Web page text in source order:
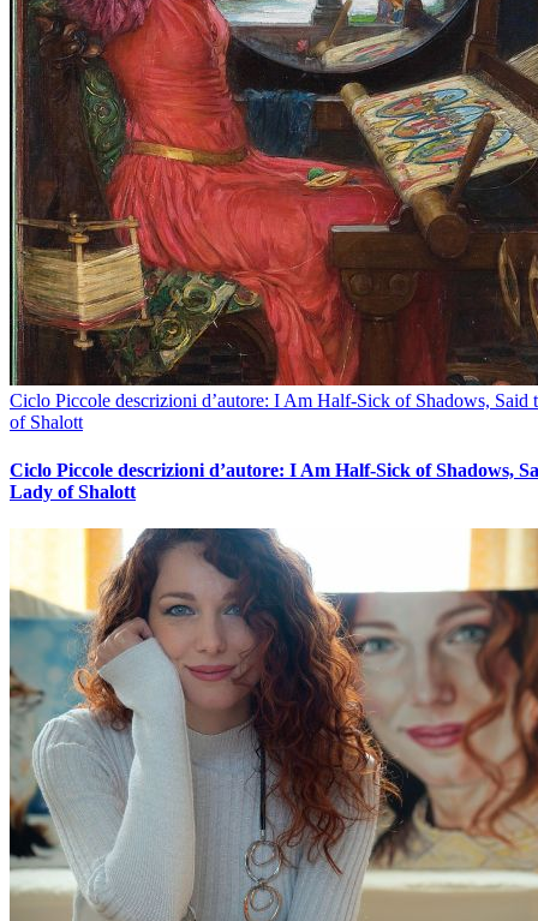
Ciclo Piccole descrizioni d’autore: I Am Half-Sick of Shadows, Said
of Shalott
Ciclo Piccole descrizioni d’autore: I Am Half-Sick of Shadows,
Lady of Shalott